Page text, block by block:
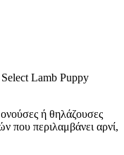
Lamb Puppy
ή θηλάζουσες
που περιλαμβάνει αρνί,